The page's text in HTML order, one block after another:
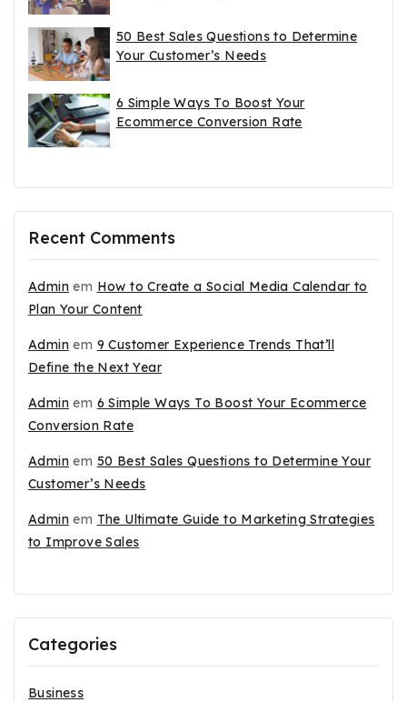
50 Best Sales Questions to Determine
Your Customer’s Needs
6 Simple Ways To Boost Your
Ecommerce Conversion Rate
Recent Comments
Admin em How to Create a Social Media Calendar to
Plan Your Content
Admin em 9 Customer Experience Trends That’ll
Define the Next Year
Admin em 6 Simple Ways To Boost Your Ecommerce
Conversion Rate
Admin em 50 Best Sales Questions to Determine Your
Customer’s Needs
Admin em The Ultimate Guide to Marketing Strategies
to Improve Sales
Categories
Business